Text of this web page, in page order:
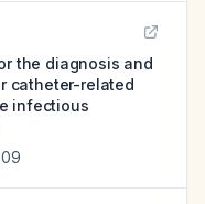
the diagnosis and
catheter-related
infectious